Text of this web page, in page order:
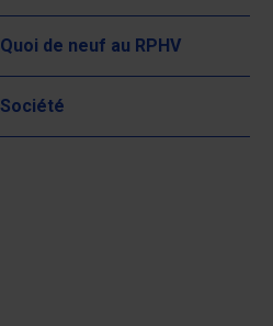
Quoi de neuf au RPHV
Société